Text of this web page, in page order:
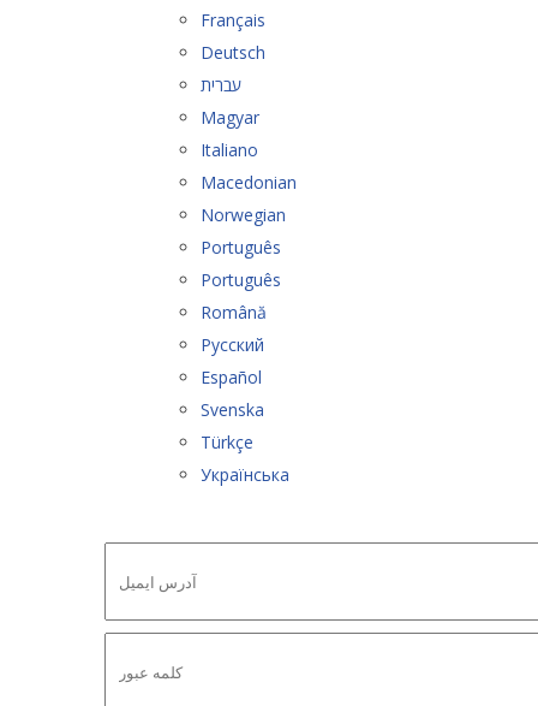
Français
Deutsch
עברית
Magyar
Italiano
Macedonian
Norwegian
Português
Português
Română
Русский
Español
Svenska
Türkçe
Українська